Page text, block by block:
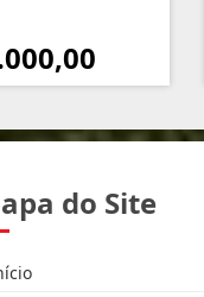
do Site